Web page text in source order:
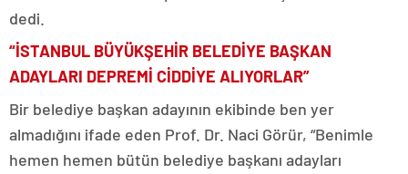
dedi.
“İSTANBUL BÜYÜKŞEHİR BELEDİYE BAŞKAN
ADAYLARI DEPREMİ CİDDİYE ALIYORLAR”
Bir belediye başkan adayının ekibinde ben yer
almadığını ifade eden Prof. Dr. Naci Görür, “Benimle
hemen hemen bütün belediye başkanı adayları